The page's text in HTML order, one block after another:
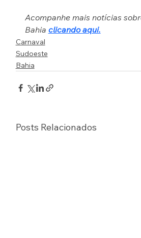
Acompanhe mais notícias
Bahia clicando aqui.
Carnaval
Sudoeste
Bahia
Posts Relacionados